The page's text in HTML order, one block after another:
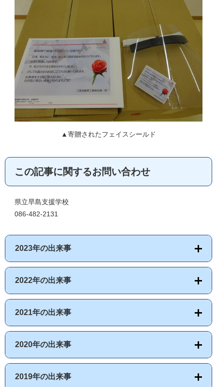
▲寄贈されたフェイスシールド
この記事に関するお問い合わせ
県立早島支援学校
086-482-2131
2023年の出来事
2022年の出来事
2021年の出来事
2020年の出来事
2019年の出来事